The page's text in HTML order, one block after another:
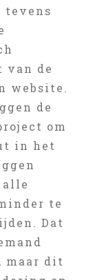
tevens
van de
website.
de
om
in het
alle
te
Dat
maar dit